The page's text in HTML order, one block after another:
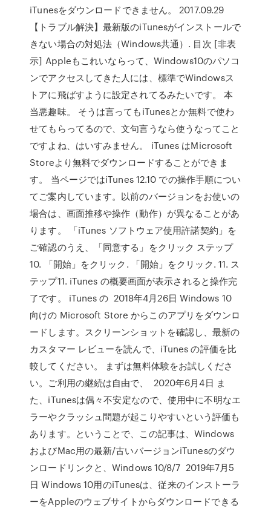
iTunesをダウンロードできません。 2017.09.29
【トラブル解決】最新版のiTunesがインストールで
きない場合の対処法（Windows共通）. 目次 [非表
示] Appleもこれいならって、Windows10のパソコ
ンでアクセスしてきた人には、標準でWindowsス
トアに飛ばすように設定されてるみたいです。 本
当悪趣味。 そうは言ってもiTunesとか無料で使わ
せてもらってるので、文句言うなら使うなってこと
ですよね、はいすみません。 iTunes はMicrosoft
Storeより無料でダウンロードすることができま
す。 当ページではiTunes 12.10 での操作手順につい
てご案内しています。以前のバージョンをお使いの
場合は、画面推移や操作（動作）が異なることがあ
ります。 「iTunes ソフトウェア使用許諾契約」を
ご確認のうえ、「同意する」をクリック ステップ
10. 「開始」をクリック. 「開始」をクリック. 11. ス
テップ11. iTunes の概要画面が表示されると操作完
了です。 iTunes の 2018年4月26日 Windows 10
向けの Microsoft Store からこのアプリをダウンロ
ードします。スクリーンショットを確認し、最新の
カスタマー レビューを読んで、iTunes の評価を比
較してください。 まずは無料体験をお試しくださ
い。ご利用の継続は自由で、 2020年6月4日 ま
た、iTunesは偶々不安定なので、使用中に不明なエ
ラーやクラッシュ問題が起こりやすいという評価も
あります。ということで、この記事は、Windows
およびMac用の最新/古いバージョンiTunesのダウ
ンロードリンクと、Windows 10/8/7 2019年7月5
日 Windows 10用のiTunesは、従来のインストーラ
ーをAppleのウェブサイトからダウンロードできる